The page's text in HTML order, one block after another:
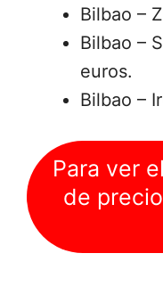
Bilbao –
Bilbao –
euros.
Bilbao –
Para ver
de